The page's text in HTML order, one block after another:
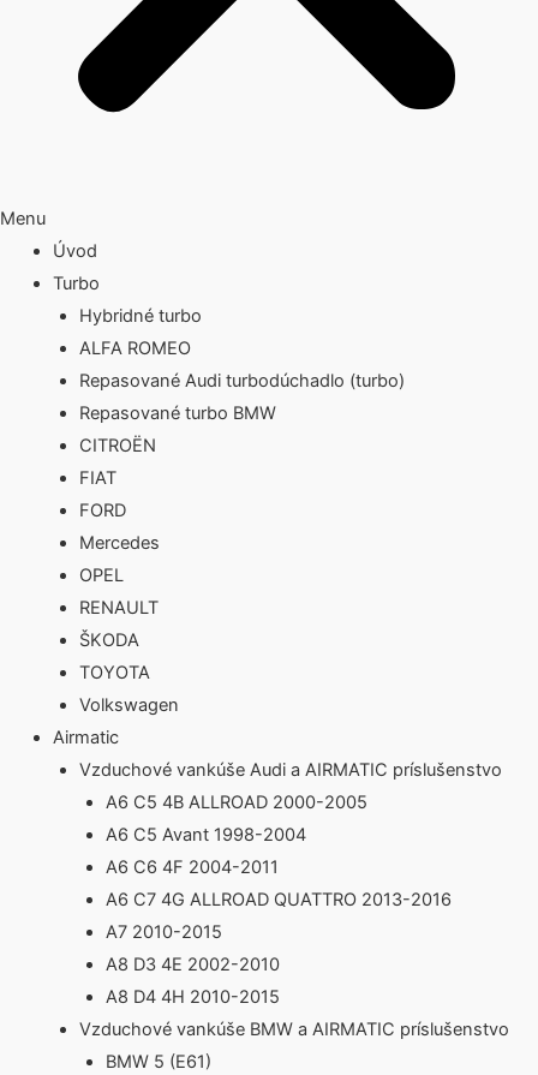
Menu
Úvod
Turbo
Hybridné turbo
ALFA ROMEO
Repasované Audi turbodúchadlo (turbo)
Repasované turbo BMW
CITROËN
FIAT
FORD
Mercedes
OPEL
RENAULT
ŠKODA
TOYOTA
Volkswagen
Airmatic
Vzduchové vankúše Audi a AIRMATIC príslušenstvo
A6 C5 4B ALLROAD 2000-2005
A6 C5 Avant 1998-2004
A6 C6 4F 2004-2011
A6 C7 4G ALLROAD QUATTRO 2013-2016
A7 2010-2015
A8 D3 4E 2002-2010
A8 D4 4H 2010-2015
Vzduchové vankúše BMW a AIRMATIC príslušenstvo
BMW 5 (E61)